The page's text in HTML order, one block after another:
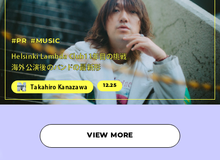
#PR #MUSIC
Helsinki Lambda Club11年目の挑戦。
海外公演後のバンドの最新形
Takahiro Kanazawa 12.25
VIEW MORE